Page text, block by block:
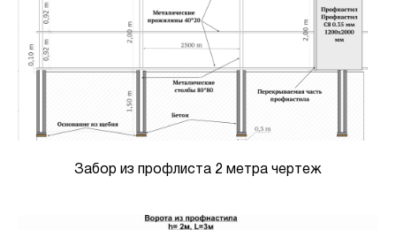
Забор из профлиста 2 метра чертеж